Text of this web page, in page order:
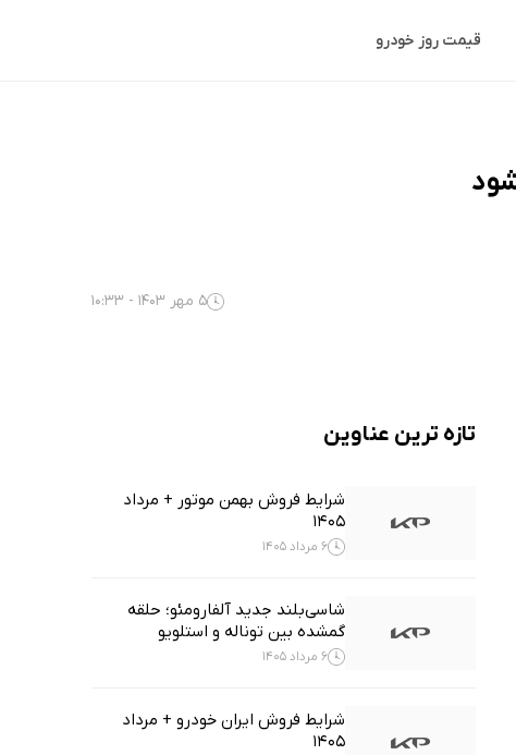
قیمت روز خودرو
5 مهر 1403 - 10:33
تازه ترین عناوین
شرایط فروش بهمن موتور + مرداد
1405
6 مرداد 1405
شاسی‌بلند جدید آلفارومئو؛ حلقه
گمشده بین توناله و استلویو
6 مرداد 1405
شرایط فروش ایران خودرو + مرداد
1405